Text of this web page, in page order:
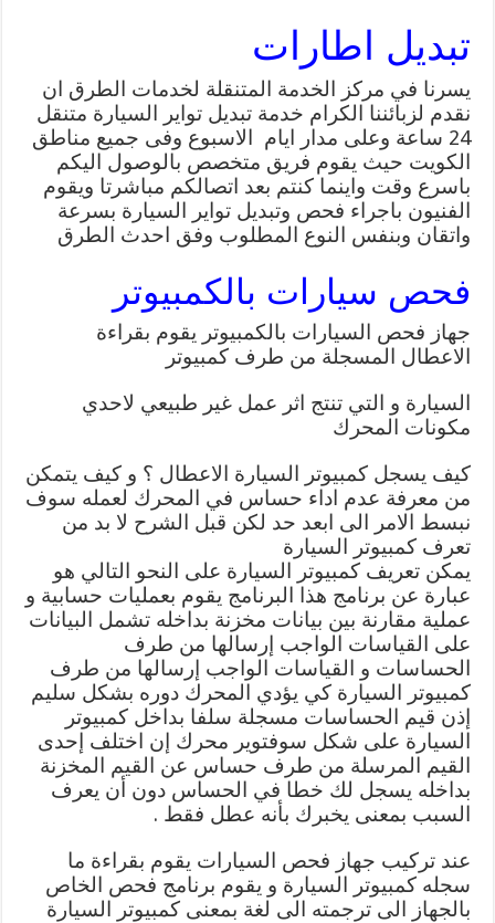
تبديل اطارات
يسرنا في مركز الخدمة المتنقلة لخدمات الطرق ان
نقدم لزبائننا الكرام خدمة تبديل تواير السيارة متنقل
24 ساعة وعلى مدار ايام الاسبوع وفى جميع مناطق
الكويت حيث يقوم فريق متخصص بالوصول اليكم
باسرع وقت واينما كنتم بعد اتصالكم مباشرتا ويقوم
الفنيون باجراء فحص وتبديل تواير السيارة بسرعة
واتقان وبنفس النوع المطلوب وفق احدث الطرق
فحص سيارات بالكمبيوتر
جهاز فحص السيارات بالكمبيوتر يقوم بقراءة
الاعطال المسجلة من طرف كمبيوتر
السيارة و التي تنتج اثر عمل غير طبيعي لاحدي
مكونات المحرك
كيف يسجل كمبيوتر السيارة الاعطال ؟ و كيف يتمكن
من معرفة عدم اداء حساس في المحرك لعمله سوف
نبسط الامر الى ابعد حد لكن قبل الشرح لا بد من
تعرف كمبيوتر السيارة
يمكن تعريف كمبيوتر السيارة على النحو التالي هو
عبارة عن برنامج هذا البرنامج يقوم بعمليات حسابية و
عملية مقارنة بين بيانات مخزنة بداخله تشمل البيانات
على القياسات الواجب إرسالها من طرف
الحساسات و القياسات الواجب إرسالها من طرف
كمبيوتر السيارة كي يؤدي المحرك دوره بشكل سليم
إذن قيم الحساسات مسجلة سلفا بداخل كمبيوتر
السيارة على شكل سوفتوير محرك إن اختلف إحدى
القيم المرسلة من طرف حساس عن القيم المخزنة
بداخله يسجل لك خطا في الحساس دون أن يعرف
السبب بمعنى يخبرك بأنه عطل فقط .
عند تركيب جهاز فحص السيارات يقوم بقراءة ما
سجله كمبيوتر السيارة و يقوم برنامج فحص الخاص
بالجهاز الى ترجمته الى لغة بمعنى كمبيوتر السيارة